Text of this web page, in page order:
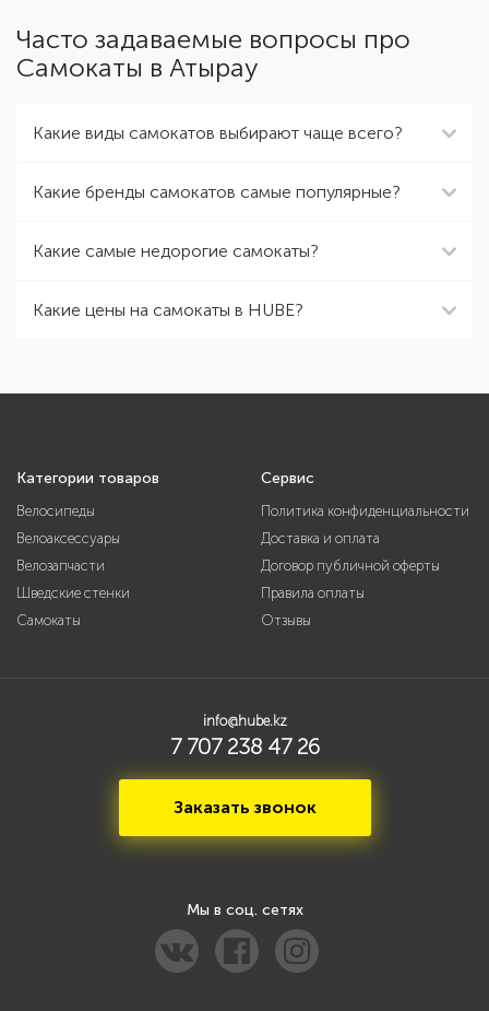
Часто задаваемые вопросы про
Самокаты в Атырау
Какие виды самокатов выбирают чаще всего?
Какие бренды самокатов самые популярные?
Какие самые недорогие самокаты?
Какие цены на самокаты в HUBE?
Категории товаров
Велосипеды
Велоаксессуары
Велозапчасти
Шведские стенки
Самокаты
Сервис
Политика конфиденциальности
Доставка и оплата
Договор публичной оферты
Правила оплаты
Отзывы
info@hube.kz
7 707 238 47 26
Заказать звонок
Мы в соц. сетях